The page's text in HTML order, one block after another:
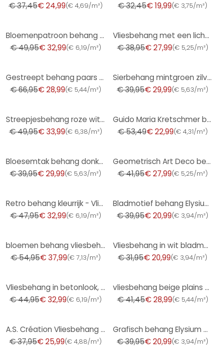
€ 37,45€ 24,99(€ 4,69/m²)
€ 32,45€ 19,99(€ 3,75/m²)
Bloemenpatroon behang roze wit - bloemen behang speels
€ 49,95€ 32,99(€ 6,19/m²)
Vliesbehang met een licht glanzende beige effen structuur
€ 38,95€ 27,99(€ 5,25/m²)
Gestreept behang paars grijs PVC-vrij - vliesbehang gestreept van A.S. Création 386654
€ 66,95€ 28,99(€ 5,44/m²)
Sierbehang mintgroen zilver - glanzend Vliesbehang met monster
€ 39,95€ 29,99(€ 5,63/m²)
Streepjesbehang roze wit - delicaat behang met streepjespatroon
€ 49,95€ 33,99(€ 6,38/m²)
Guido Maria Kretschmer bladmotief behang Yamato Fashion for Walls 5 bruin
€ 53,49€ 22,99(€ 4,31/m²)
Bloesemtak behang donkergroen goud wit - aziatisch bloemmotief - Vliesbehang
€ 39,95€ 29,99(€ 5,63/m²)
Geometrisch Art Deco behang zwart goud - modern patroonbehang - Vliesbehang
€ 41,95€ 27,99(€ 5,25/m²)
Retro behang kleurrijk - Vliesbehang bloemen retro stijl - vintage patroonbehang
€ 47,95€ 32,99(€ 6,19/m²)
Bladmotief behang Elysium bruin
€ 39,95€ 20,99(€ 3,94/m²)
bloemen behang vliesbehang Kumano goud
€ 54,95€ 37,99(€ 7,13/m²)
Vliesbehang in wit bladmotief bladlook bloemige natuur
€ 31,95€ 20,99(€ 3,94/m²)
Vliesbehang in betonlook, effen groen structuur
€ 44,95€ 32,99(€ 6,19/m²)
vliesbehang beige plains voor woonkamer slaapkamer behang marburg
€ 41,45€ 28,99(€ 5,44/m²)
A.S. Création Vliesbehang The BOS - Battle of Style Rood, Goud, Metallic
€ 37,95€ 25,99(€ 4,88/m²)
Grafisch behang Elysium goud
€ 39,95€ 20,99(€ 3,94/m²)